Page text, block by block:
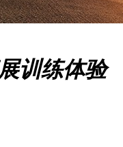
训练体验